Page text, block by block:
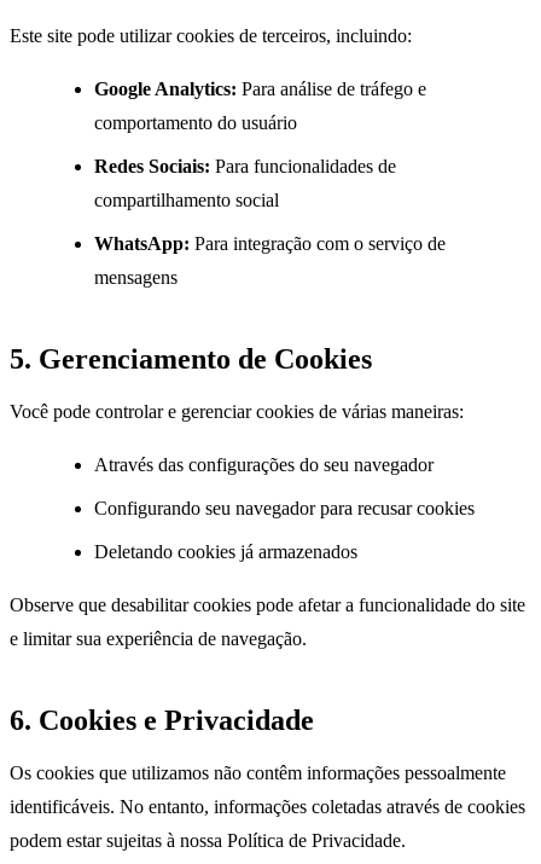
Este site pode utilizar cookies de terceiros, incluindo:
Google Analytics: Para análise de tráfego e
comportamento do usuário
Redes Sociais: Para funcionalidades de
compartilhamento social
WhatsApp: Para integração com o serviço de
mensagens
5. Gerenciamento de Cookies
Você pode controlar e gerenciar cookies de várias maneiras:
Através das configurações do seu navegador
Configurando seu navegador para recusar cookies
Deletando cookies já armazenados
Observe que desabilitar cookies pode afetar a funcionalidade do site
e limitar sua experiência de navegação.
6. Cookies e Privacidade
Os cookies que utilizamos não contêm informações pessoalmente
identificáveis. No entanto, informações coletadas através de cookies
podem estar sujeitas à nossa Política de Privacidade.